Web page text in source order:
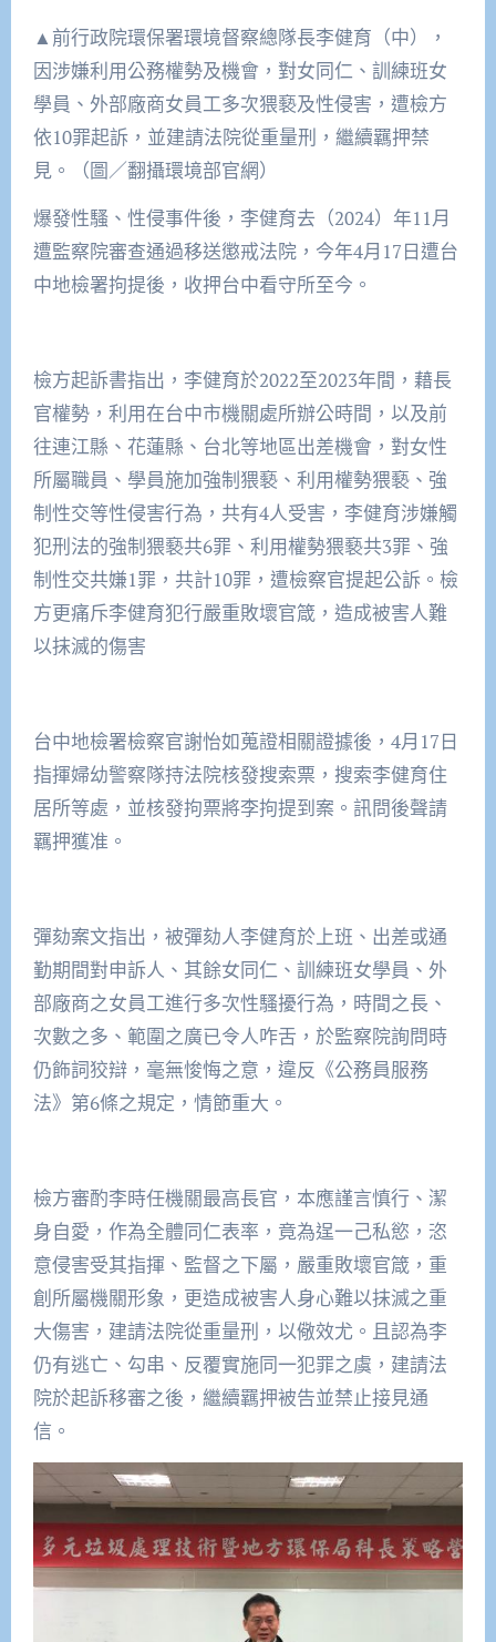
▲前行政院環保署環境督察總隊長李健育（中），
因涉嫌利用公務權勢及機會，對女同仁、訓練班女
學員、外部廠商女員工多次猥褻及性侵害，遭檢方
依10罪起訴，並建請法院從重量刑，繼續羈押禁
見。（圖／翻攝環境部官網）
爆發性騷、性侵事件後，李健育去（2024）年11月
遭監察院審查通過移送懲戒法院，今年4月17日遭台
中地檢署拘提後，收押台中看守所至今。
檢方起訴書指出，李健育於2022至2023年間，藉長
官權勢，利用在台中市機關處所辦公時間，以及前
往連江縣、花蓮縣、台北等地區出差機會，對女性
所屬職員、學員施加強制猥褻、利用權勢猥褻、強
制性交等性侵害行為，共有4人受害，李健育涉嫌觸
犯刑法的強制猥褻共6罪、利用權勢猥褻共3罪、強
制性交共嫌1罪，共計10罪，遭檢察官提起公訴。檢
方更痛斥李健育犯行嚴重敗壞官箴，造成被害人難
以抹滅的傷害
台中地檢署檢察官謝怡如蒐證相關證據後，4月17日
指揮婦幼警察隊持法院核發搜索票，搜索李健育住
居所等處，並核發拘票將李拘提到案。訊問後聲請
羈押獲准。
彈劾案文指出，被彈劾人李健育於上班、出差或通
勤期間對申訴人、其餘女同仁、訓練班女學員、外
部廠商之女員工進行多次性騷擾行為，時間之長、
次數之多、範圍之廣已令人咋舌，於監察院詢問時
仍飾詞狡辯，毫無悛悔之意，違反《公務員服務
法》第6條之規定，情節重大。
檢方審酌李時任機關最高長官，本應謹言慎行、潔
身自愛，作為全體同仁表率，竟為逞一己私慾，恣
意侵害受其指揮、監督之下屬，嚴重敗壞官箴，重
創所屬機關形象，更造成被害人身心難以抹滅之重
大傷害，建請法院從重量刑，以儆效尤。且認為李
仍有逃亡、勾串、反覆實施同一犯罪之虞，建請法
院於起訴移審之後，繼續羈押被告並禁止接見通
信。